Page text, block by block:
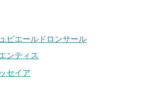
ピエールドロンサール
ンティス
セイア